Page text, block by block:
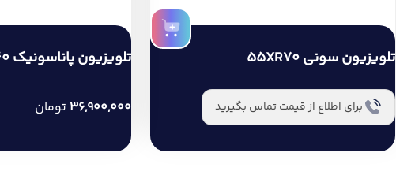
تلویزیون پاناسونیک 55NX900
برای اطلاع از قیمت تماس بگیرید
تلویزیون سونی 55XR70
برای اطلاع از قیمت